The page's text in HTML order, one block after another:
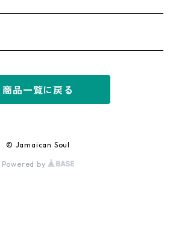
商品一覧に戻る
© Jamaican Soul
Powered by